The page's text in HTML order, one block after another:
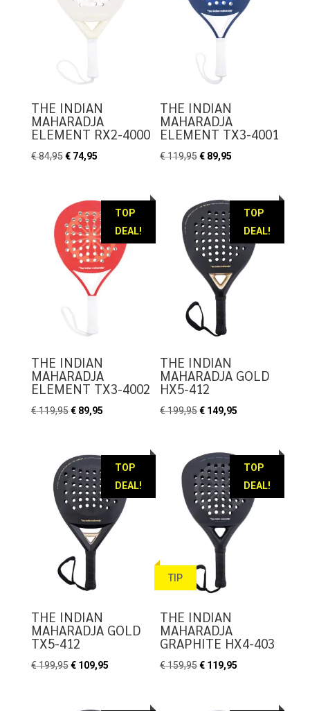
THE INDIAN
MAHARADJA
ELEMENT RX2-4000
€84,95 Oorspronkelijke
€ 84,95.
€74,95Huidige
€ 74,95.
THE INDIAN
MAHARADJA
ELEMENT TX3-4001
€119,95Oorspronkelijke
€ 119,95.
€ 89,95
€ 89,95.
TOP
DEAL!
THE INDIAN
MAHARADJA
ELEMENT TX3-4002
€119,95 Oorspronkelijke
€ 119,95.
€89,95Huidige
€ 89,95.
TOP
DEAL!
THE INDIAN
MAHARADJA GOLD
HX5-412
€199,95Oorspronkelijke
€ 199,95.
€ 149,95
€ 149,95.
TOP
DEAL!
THE INDIAN
MAHARADJA GOLD
TX5-412
€199,95 Oorspronkelijke
€109,95Huidige
TOP
DEAL!
TIP
THE INDIAN
MAHARADJA
GRAPHITE HX4-403
€159,95Oorspronkelijke
€ 119,95